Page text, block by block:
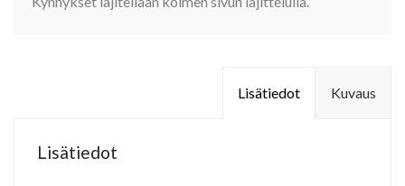
Kuvaus
Lisätiedot
Lisätiedot